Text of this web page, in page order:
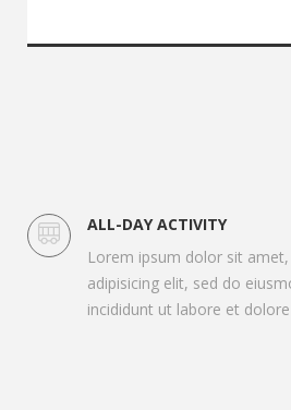
ALL-DAY ACTIVITY
Lorem ipsum dolor sit
adipisicing elit, sed do
incididunt ut labore et